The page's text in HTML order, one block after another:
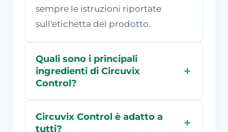
sempre le istruzioni riportate
sull'etichetta del prodotto.
Quali sono i principali
ingredienti di Circuvix
Control?
Circuvix Control è adatto a
tutti?